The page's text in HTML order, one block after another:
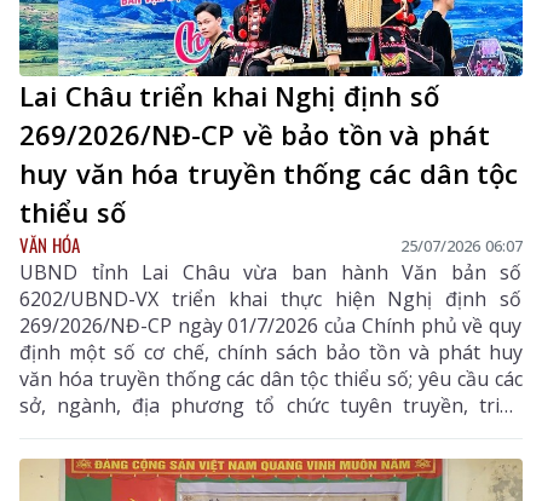
Lai Châu triển khai Nghị định số
269/2026/NĐ-CP về bảo tồn và phát
huy văn hóa truyền thống các dân tộc
thiểu số
VĂN HÓA 25/07/2026 06:07
UBND tỉnh Lai Châu vừa ban hành Văn bản số
6202/UBND-VX triển khai thực hiện Nghị định số
269/2026/NĐ-CP ngày 01/7/2026 của Chính phủ về quy
định một số cơ chế, chính sách bảo tồn và phát huy
văn hóa truyền thống các dân tộc thiểu số; yêu cầu các
sở, ngành, địa phương tổ chức tuyên truyền, triển
khai đồng bộ các nhiệm vụ theo quy định, góp phần
gìn giữ và phát huy bản sắc văn hóa các dân tộc trên
địa bàn tỉnh.